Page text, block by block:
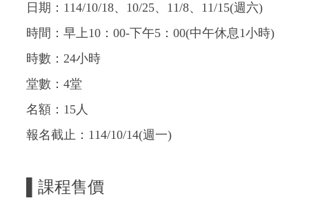
日期：114/10/18、10/25、11/8、11/15(週六)
時間：早上10：00-下午5：00(中午休息1小時)
時數：24小時
堂數：4堂
名額：15人
報名截止：114/10/14(週一)
▌課程售價